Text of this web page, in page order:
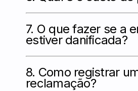
7. O que fazer se a
estiver danificada?
8. Como registrar
reclamação?